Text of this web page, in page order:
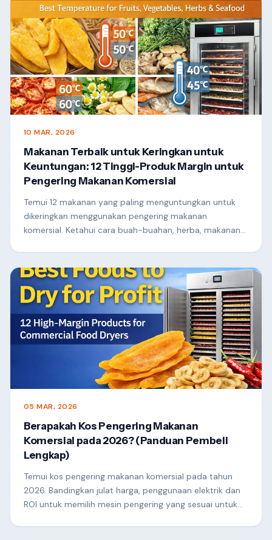
10 MAR, 2026
Makanan Terbaik untuk Keringkan untuk
Keuntungan: 12 Tinggi-Produk Margin untuk
Pengering Makanan Komersial
Temui 12 makanan yang paling menguntungkan untuk
dikeringkan menggunakan pengering makanan
komersial. Ketahui cara buah-buahan, herba, makanan
menguntungkan.
05 MAR, 2026
Berapakah Kos Pengering Makanan
Komersial pada 2026? (Panduan Pembeli
Lengkap)
Temui kos pengering makanan komersial pada tahun
2026. Bandingkan julat harga, penggunaan elektrik dan
ROI untuk memilih mesin pengering yang sesuai untuk